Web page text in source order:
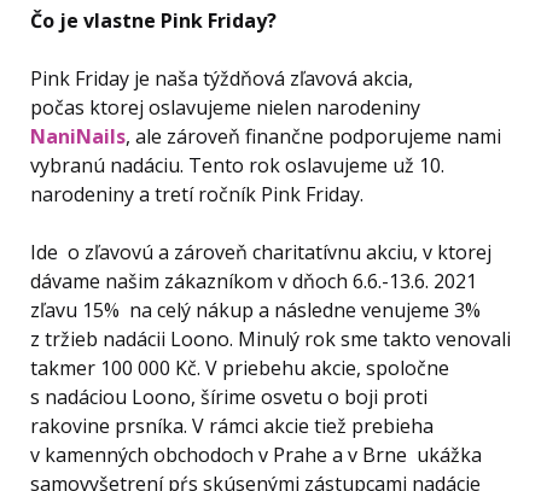
Čo je vlastne Pink Friday?
Pink Friday je naša týždňová zľavová akcia,
počas ktorej oslavujeme nielen narodeniny
NaniNails, ale zároveň finančne podporujeme nami
vybranú nadáciu. Tento rok oslavujeme už 10.
narodeniny a tretí ročník Pink Friday.
Ide o zľavovú a zároveň charitatívnu akciu, v ktorej
dávame našim zákazníkom v dňoch 6.6.-13.6. 2021
zľavu 15% na celý nákup a následne venujeme 3%
z tržieb nadácii Loono. Minulý rok sme takto venovali
takmer 100 000 Kč. V priebehu akcie, spoločne
s nadáciou Loono, šírime osvetu o boji proti
rakovine prsníka. V rámci akcie tiež prebieha
v kamenných obchodoch v Prahe a v Brne ukážka
samovyšetrení pŕs skúsenými zástupcami nadácie